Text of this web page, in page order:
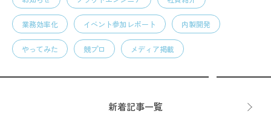
業務効率化 イベント参加レポート 内製開発
やってみた 競プロ メディア掲載
新着記事一覧